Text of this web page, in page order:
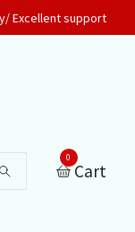
Excellent support
0
Cart